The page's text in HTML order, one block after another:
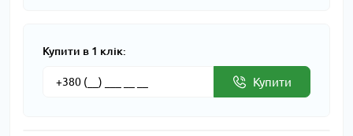
Купити в 1 клік:
Купити